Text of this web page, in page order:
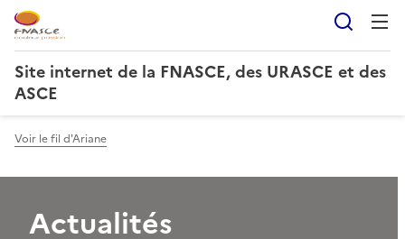
Site internet de la FNASCE, des URASCE et des
ASCE
Voir le fil d'Ariane
Actualités